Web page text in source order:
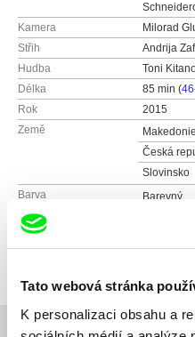
Tato webová stránka
K personalizaci obsahu a
Kamera
Milorad
Střih
Andrija
Hudba
Toni
Délka
85 min (
Rok
2015
Země
Makedonie
Česká
Slovinsko
Barva
Barevný
web: